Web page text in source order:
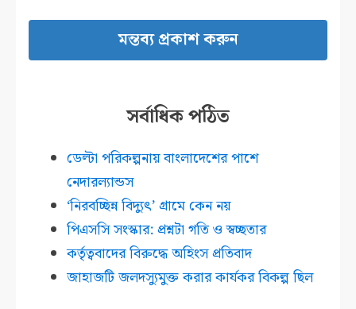
সর্বাধিক পঠিত
ডেল্টা পরিকল্পনায় বাংলাদেশের পাশে
নেদারল্যান্ডস
‘নিরবচ্ছিন্ন বিদ্যুৎ’ গ্রামে কেন নয়
পিএসসি সংস্কার: প্রশ্নটা গতি ও স্বচ্ছতার
কর্তৃত্ববাদের বিরুদ্ধে অহিংস প্রতিবাদ
জাহাজটি জলদস্যুমুক্ত করার কার্যকর বিকল্প ছিল